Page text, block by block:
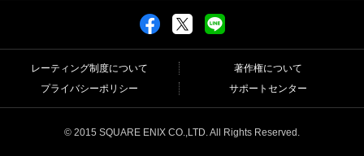
レーティング制度について
著作権について
プライバシーポリシー
サポートセンター
© 2015 SQUARE ENIX CO.,LTD. All Rights Reserved.